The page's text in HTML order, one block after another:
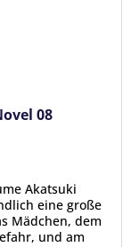
08
Akatsuki
eine große
Mädchen, dem
und am